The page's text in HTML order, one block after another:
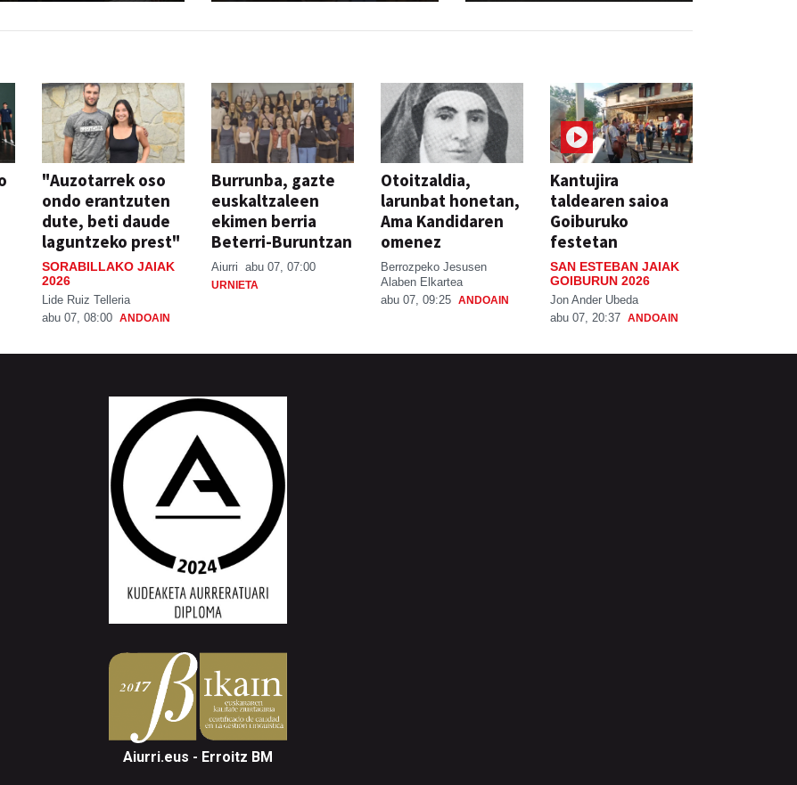
"Auzotarrek oso
ondo erantzuten
dute, beti daude
laguntzeko prest"
SORABILLAKO JAIAK
2026
Lide Ruiz Telleria
abu 07, 08:00 ANDOAIN
Burrunba, gazte
euskaltzaleen
ekimen berria
Beterri-Buruntzan
Aiurri abu 07, 07:00
URNIETA
Otoitzaldia,
larunbat honetan,
Ama Kandidaren
omenez
Berrozpeko Jesusen
Alaben Elkartea
abu 07, 09:25 ANDOAIN
Kantujira
taldearen saioa
Goiburuko
festetan
SAN ESTEBAN JAIAK
GOIBURUN 2026
Jon Ander Ubeda
abu 07, 20:37 ANDOAIN
Aiurri.eus - Erroitz BM